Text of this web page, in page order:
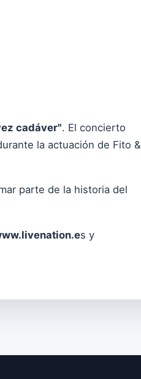
cadáver". El concierto
la actuación de Fito &
parte de la historia del
s y